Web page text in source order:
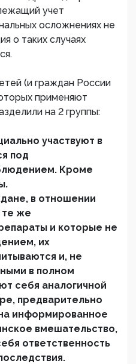
учет
осложнениях не
о таких случаях
(и граждан России
применяют
на 2 группы:
участвуют в
под
Кроме
в отношении
те же
и которые не
их
и, не
в полном
себя аналогичной
предварительно
информированное
вмешательство,
ответственность